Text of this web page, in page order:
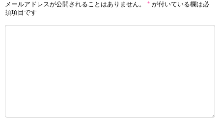
メールアドレスが公開されることはありません。 * が付いている欄は必
須項目です